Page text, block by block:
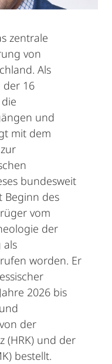
zentrale
von
Als
der 16
und
mit dem
bundesweit
Beginn des
vom
der
als
worden. Er
2026 bis
der
(HRK) und der
bestellt.